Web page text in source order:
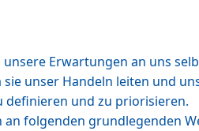
Erwartungen an uns
unser Handeln leiten und
und zu priorisieren.
folgenden grundlegenden